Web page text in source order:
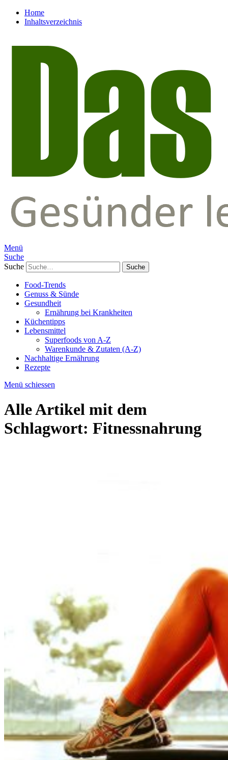
Home
Inhaltsverzeichnis
Menü
Suche
Suche
Food-Trends
Genuss & Sünde
Gesundheit
Ernährung bei Krankheiten
Küchentipps
Lebensmittel
Superfoods von A-Z
Warenkunde & Zutaten (A-Z)
Nachhaltige Ernährung
Rezepte
Menü schiessen
Alle Artikel mit dem
Schlagwort: Fitnessnahrung